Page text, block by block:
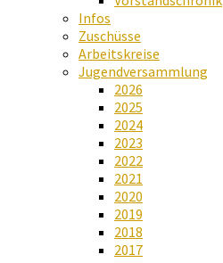
Infos
Zuschüsse
Arbeitskreise
Jugendversammlung
2026
2025
2024
2023
2022
2021
2020
2019
2018
2017